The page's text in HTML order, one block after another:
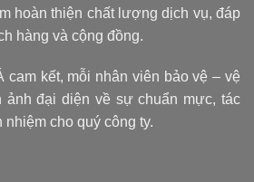
hoàn thiện chất lượng dịch vụ, đáp
hàng và cộng đồng.
cam kết, mỗi nhân viên bảo vệ – vệ
ảnh đại diện về sự chuẩn mực, tác
cho quý công ty.